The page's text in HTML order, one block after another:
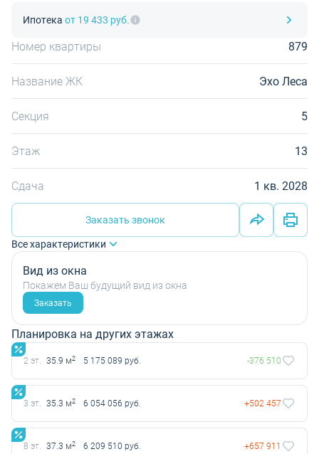
Ипотека от 19 433 руб.
Номер квартиры 879
Название ЖК Эхо Леса
Секция 5
Этаж 13
Сдача 1 кв. 2028
Заказать звонок
Все характеристики
Вид из окна
Покажем Ваш будущий вид из окна
Заказать
Планировка на других этажах
2 эт. 35.9 м2 5 175 089 руб. -376 510
3 эт. 35.3 м2 6 054 056 руб. +502 457
8 эт. 37.3 м2 6 209 510 руб. +657 911